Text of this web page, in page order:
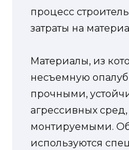
процесс
затраты на
Материалы, из
несъемную
прочными,
агрессивных
монтируемыми.
используются